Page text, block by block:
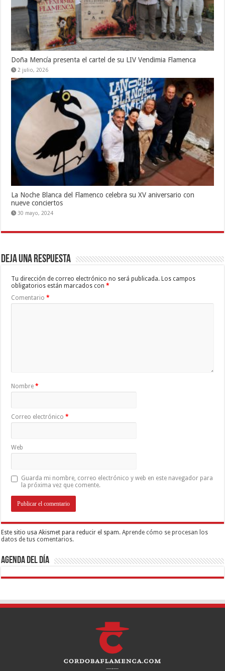
Doña Mencía presenta el cartel de su LIV Vendimia Flamenca
2 julio, 2026
La Noche Blanca del Flamenco celebra su XV aniversario con
nueve conciertos
30 mayo, 2024
Deja una respuesta
Tu dirección de correo electrónico no será publicada. Los campos
obligatorios están marcados con*
Comentario*
Nombre*
Correo electrónico*
Web
Guarda mi nombre, correo electrónico y web en este navegador para
la próxima vez que comente.
Este sitio usa Akismet para reducir el spam.Aprende cómo se procesan los
datos de tus comentarios.
Agenda del día